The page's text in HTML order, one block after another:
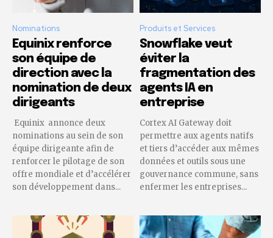
Nominations
Equinix renforce
son équipe de
direction avec la
nomination de deux
dirigeants
Equinix annonce deux
nominations au sein de son
équipe dirigeante afin de
renforcer le pilotage de son
offre mondiale et d’accélérer
son développement dans...
Produits et Services
Snowflake veut
éviter la
fragmentation des
agents IA en
entreprise
Cortex AI Gateway doit
permettre aux agents natifs
et tiers d’accéder aux mêmes
données et outils sous une
gouvernance commune, sans
enfermer les entreprises...